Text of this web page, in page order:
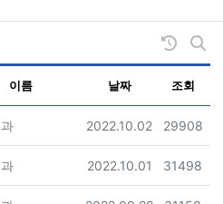
날짜순
게
이름 날짜 조회
등록일
2022.10.02 조회
29908
등록일
2022.10.01 조회
31498